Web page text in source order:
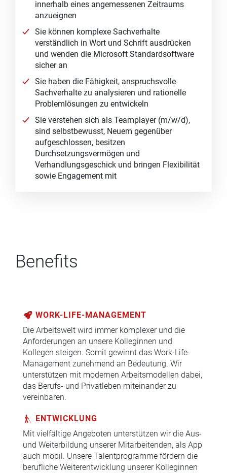
innerhalb eines angemessenen Zeitraums
anzueignen
Sie können komplexe Sachverhalte
verständlich in Wort und Schrift ausdrücken
und wenden die Microsoft Standardsoftware
sicher an
Sie haben die Fähigkeit, anspruchsvolle
Sachverhalte zu analysieren und rationelle
Problemlösungen zu entwickeln
Sie verstehen sich als Teamplayer (m/w/d),
sind selbstbewusst, Neuem gegenüber
aufgeschlossen, besitzen
Durchsetzungsvermögen und
Verhandlungsgeschick und bringen Flexibilität
sowie Engagement mit
Benefits
WORK-LIFE-MANAGEMENT
Die Arbeitswelt wird immer komplexer und die
Anforderungen an unsere Kolleginnen und
Kollegen steigen. Somit gewinnt das Work-Life-
Management zunehmend an Bedeutung. Wir
unterstützen mit modernen Arbeitsmodellen dabei,
das Berufs- und Privatleben miteinander zu
vereinbaren.
ENTWICKLUNG
Mit vielfältige Angeboten unterstützen wir die Aus-
und Weiterbildung unserer Mitarbeitenden, als App
auch mobil. Unsere Talentprogramme fördern die
berufliche Weiterentwicklung unserer Kolleginnen